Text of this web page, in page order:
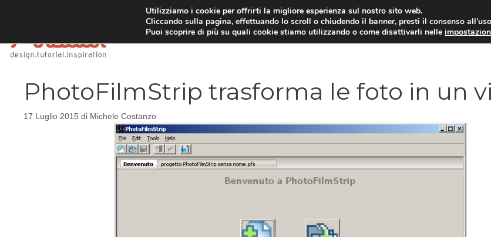
TUTORIAL WORDPRESS
PhotoFilmStrip trasforma le foto in un
17 Luglio 2015 di Michele Costanzo
Utilizziamo i cookie per offrirti la migliore esperienza sul nostro sito web.
Cliccando sulla pagina, effettuando lo scroll o chiudendo il banner, presti il consenso
Puoi scoprire di più su quali cookie stiamo utilizzando o come disattivarli nelle